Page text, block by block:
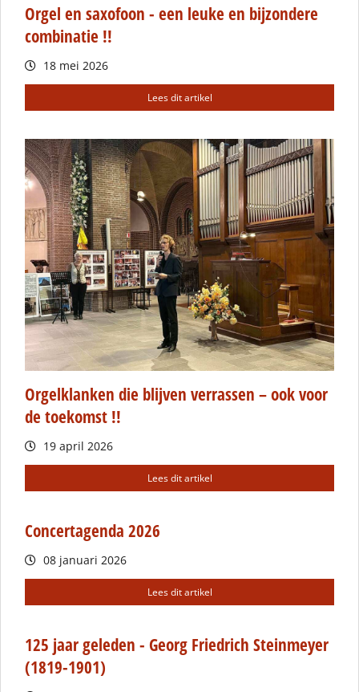
Orgel en saxofoon - een leuke en bijzondere
combinatie !!
18 mei 2026
Lees dit artikel
Orgelklanken die blijven verrassen – ook voor
de toekomst !!
19 april 2026
Lees dit artikel
Concertagenda 2026
08 januari 2026
Lees dit artikel
125 jaar geleden - Georg Friedrich Steinmeyer
(1819-1901)